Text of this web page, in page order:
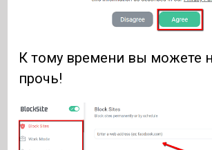
К тому времени вы можете
прочь!